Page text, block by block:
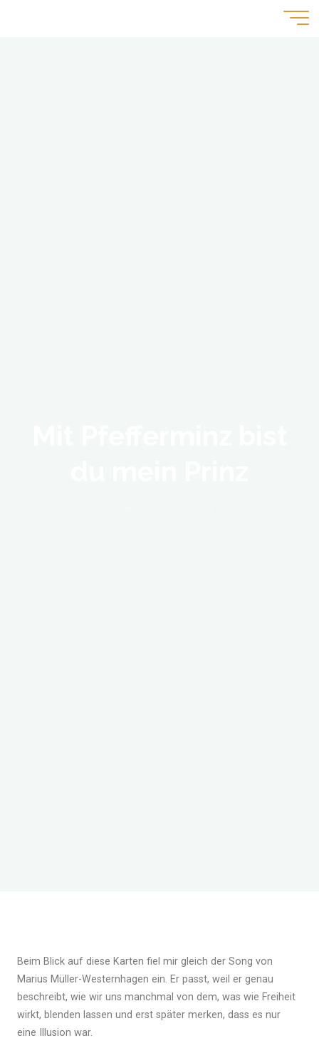
Beim Blick auf diese Karten fiel mir gleich der Song von
Marius Müller-Westernhagen ein. Er passt, weil er genau
beschreibt, wie wir uns manchmal von dem, was wie Freiheit
wirkt, blenden lassen und erst später merken, dass es nur
eine Illusion war.